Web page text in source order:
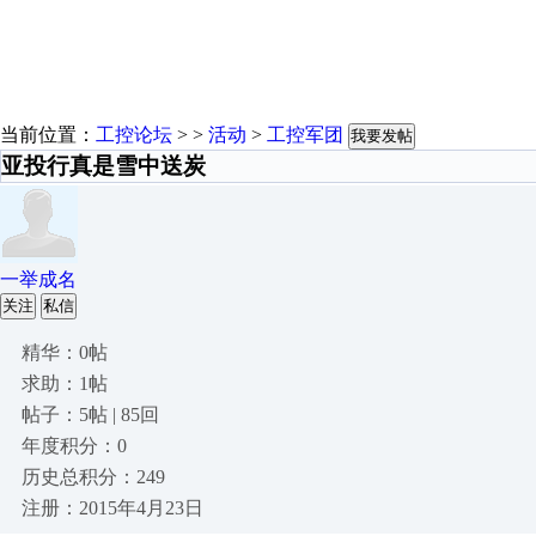
当前位置： 工控论坛 > > 活动 > 工控军团 我要发帖
亚投行真是雪中送炭
一举成名
关注 私信
精华：0帖
求助：1帖
帖子：5帖 | 85回
年度积分：0
历史总积分：249
注册：2015年4月23日